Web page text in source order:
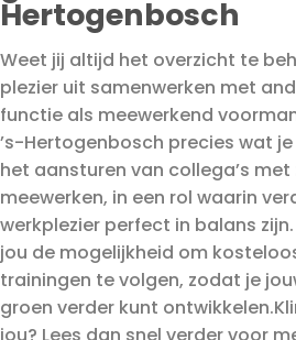
Hertogenbosch
Weet jij altijd het overzicht te
plezier uit samenwerken met
functie als meewerkend
’s-Hertogenbosch precies wat
het aansturen van collega’s
meewerken, in een rol waarin
werkplezier perfect in balans
jou de mogelijkheid om
trainingen te volgen, zodat je
groen verder kunt